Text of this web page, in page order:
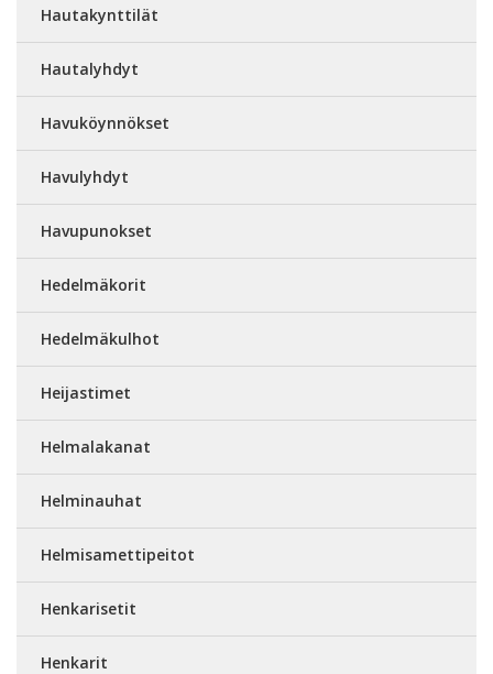
Hautakynttilät
Hautalyhdyt
Havuköynnökset
Havulyhdyt
Havupunokset
Hedelmäkorit
Hedelmäkulhot
Heijastimet
Helmalakanat
Helminauhat
Helmisamettipeitot
Henkarisetit
Henkarit